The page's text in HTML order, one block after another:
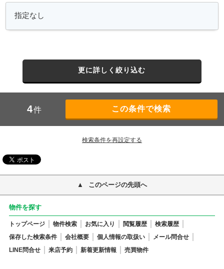
更に詳しく絞り込む
4件
検索条件を再設定する
このページの先頭へ
物件を探す
トップページ 物件検索 お気に入り 閲覧履歴
検索履歴
保存した検索条件
会社概要 個人情報の取扱い
メール問合せ
LINE問合せ
来店予約 新着更新情報 売買物件